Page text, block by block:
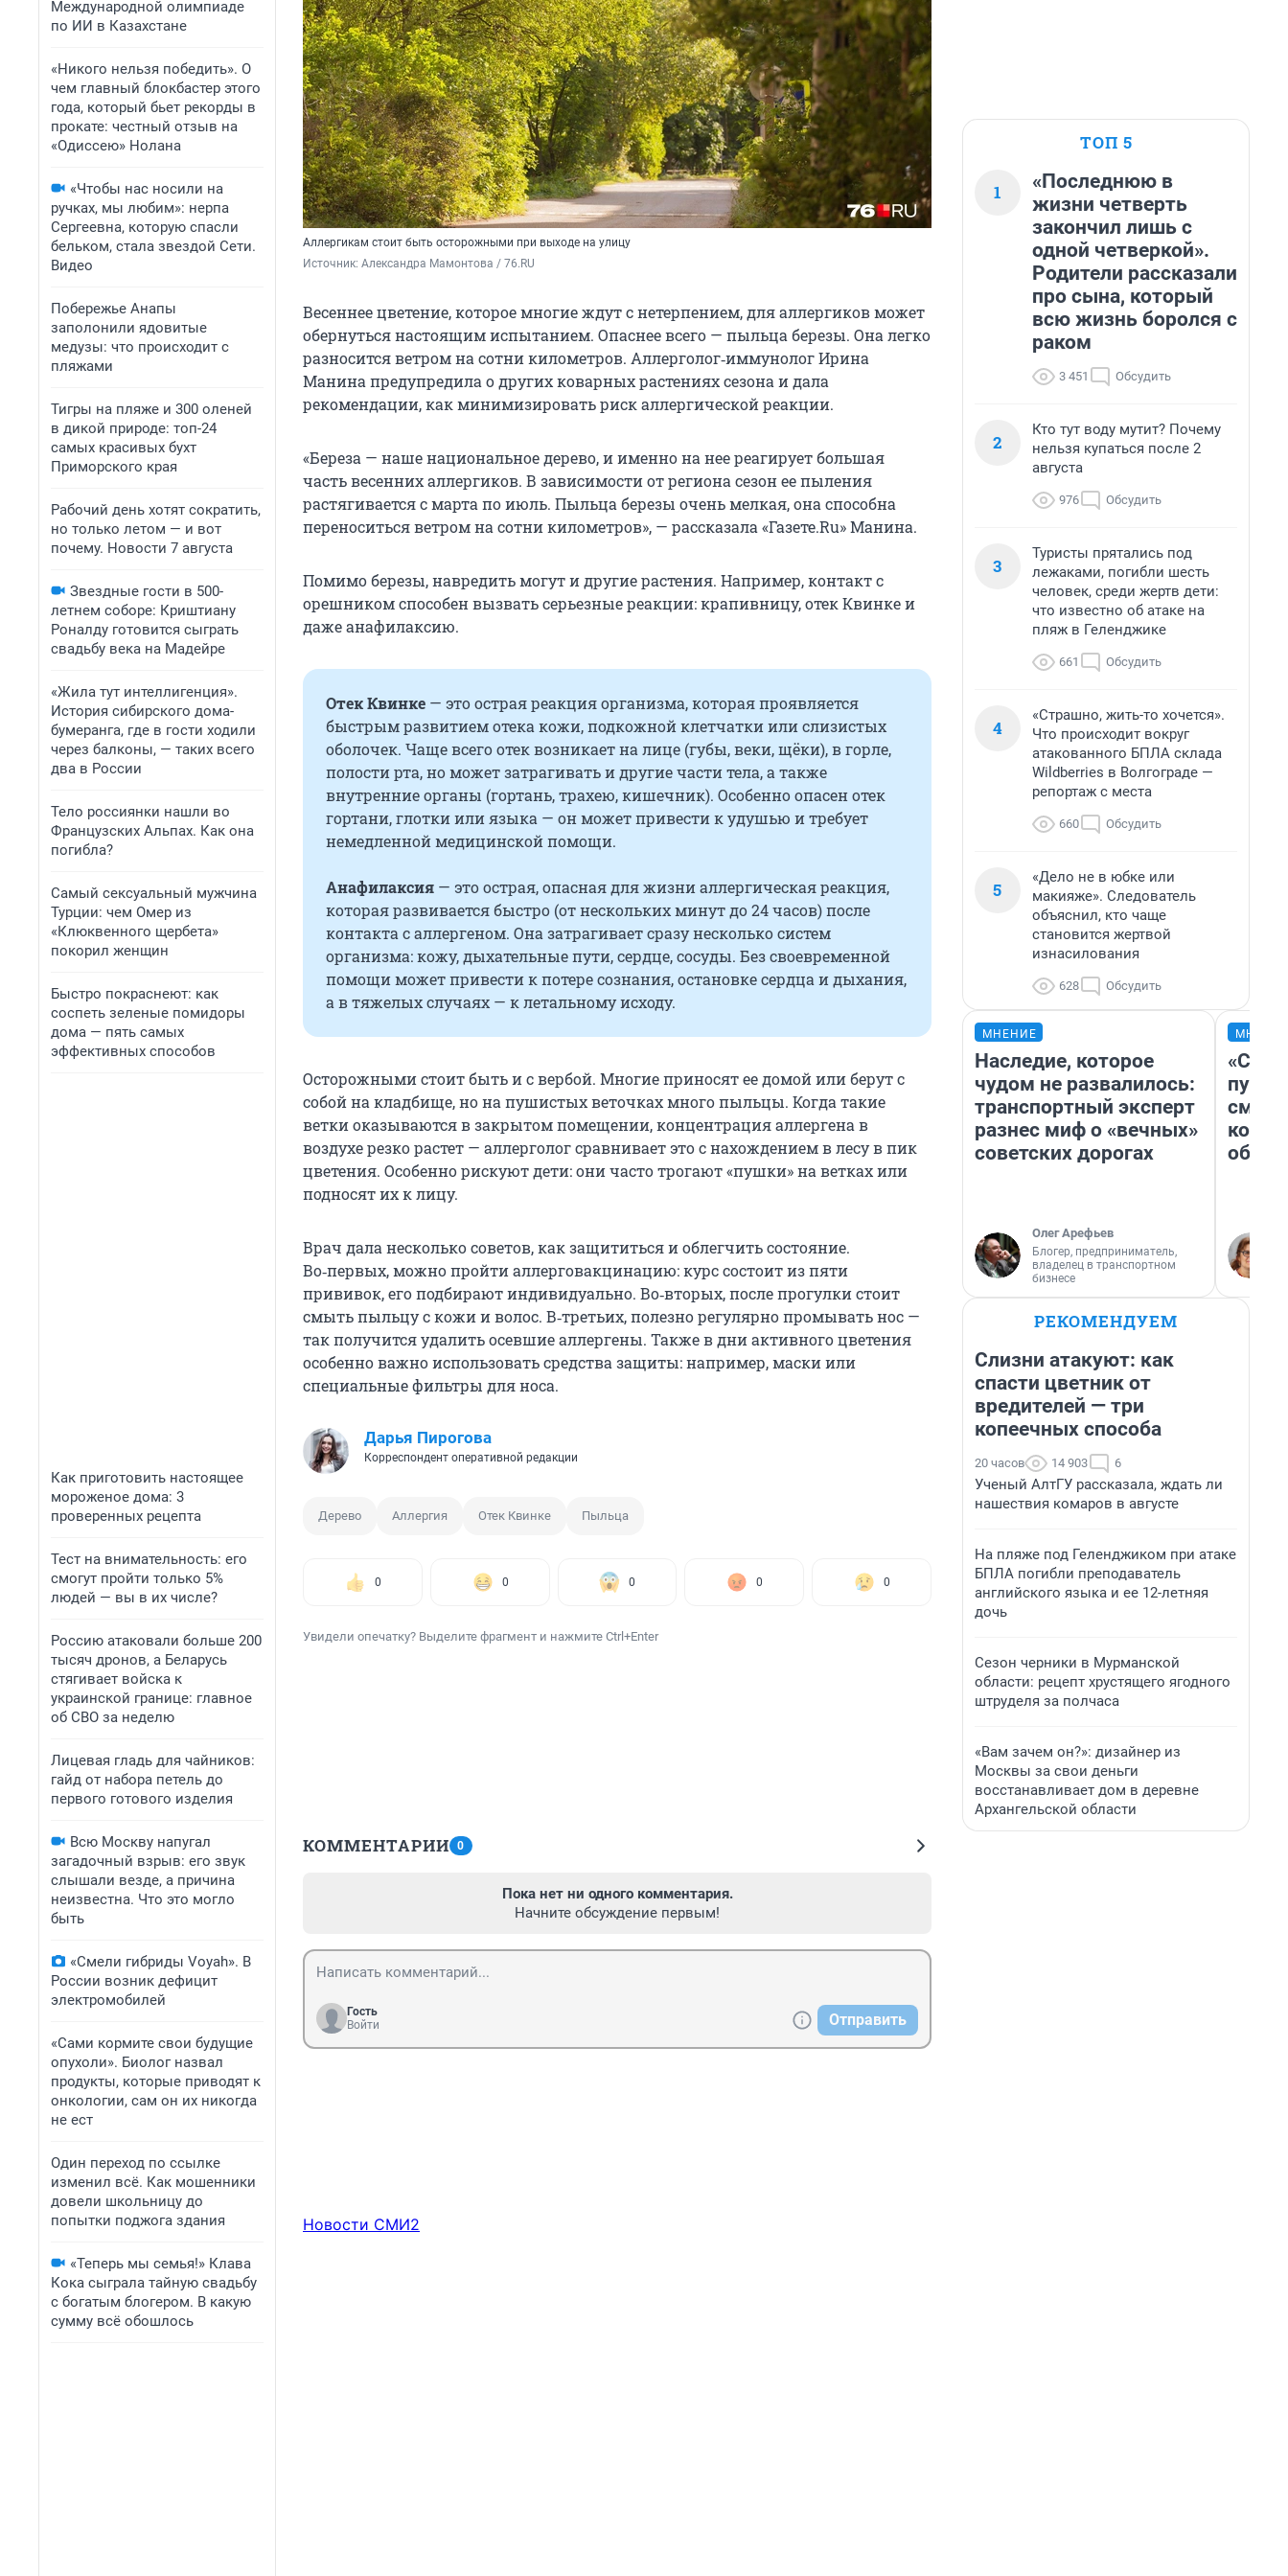
Международной олимпиаде
по ИИ в Казахстане
«Никого нельзя победить». О
чем главный блокбастер этого
года, который бьет рекорды в
прокате: честный отзыв на
«Одиссею» Нолана
«Чтобы нас носили на
ручках, мы любим»: нерпа
Сергеевна, которую спасли
бельком, стала звездой Сети.
Видео
Побережье Анапы
заполонили ядовитые
медузы: что происходит с
пляжами
Тигры на пляже и 300 оленей
в дикой природе: топ-24
самых красивых бухт
Приморского края
Рабочий день хотят сократить,
но только летом — и вот
почему. Новости 7 августа
Звездные гости в 500-
летнем соборе: Криштиану
Роналду готовится сыграть
свадьбу века на Мадейре
«Жила тут интеллигенция».
История сибирского дома-
бумеранга, где в гости ходили
через балконы, — таких всего
два в России
Тело россиянки нашли во
Французских Альпах. Как она
погибла?
Самый сексуальный мужчина
Турции: чем Омер из
«Клюквенного щербета»
покорил женщин
Быстро покраснеют: как
соспеть зеленые помидоры
дома — пять самых
эффективных способов
Как приготовить настоящее
мороженое дома: 3
проверенных рецепта
Тест на внимательность: его
смогут пройти только 5%
людей — вы в их числе?
Россию атаковали больше 200
тысяч дронов, а Беларусь
стягивает войска к
украинской границе: главное
об СВО за неделю
Лицевая гладь для чайников:
гайд от набора петель до
первого готового изделия
Всю Москву напугал
загадочный взрыв: его звук
слышали везде, а причина
неизвестна. Что это могло
быть
«Смели гибриды Voyah». В
России возник дефицит
электромобилей
«Сами кормите свои будущие
опухоли». Биолог назвал
продукты, которые приводят к
онкологии, сам он их никогда
не ест
Один переход по ссылке
изменил всё. Как мошенники
довели школьницу до
попытки поджога здания
«Теперь мы семья!» Клава
Кока сыграла тайную свадьбу
с богатым блогером. В какую
сумму всё обошлось
Аллергикам стоит быть осторожными при выходе на улицу
Источник: Александра Мамонтова / 76.RU
Весеннее цветение, которое многие ждут с нетерпением, для аллергиков может
обернуться настоящим испытанием. Опаснее всего — пыльца березы. Она легко
разносится ветром на сотни километров. Аллерголог‑иммунолог Ирина
Манина предупредила о других коварных растениях сезона и дала
рекомендации, как минимизировать риск аллергической реакции.
«Береза — наше национальное дерево, и именно на нее реагирует большая
часть весенних аллергиков. В зависимости от региона сезон ее пыления
растягивается с марта по июль. Пыльца березы очень мелкая, она способна
переноситься ветром на сотни километров», — рассказала «Газете.Ru» Манина.
Помимо березы, навредить могут и другие растения. Например, контакт с
орешником способен вызвать серьезные реакции: крапивницу, отек Квинке и
даже анафилаксию.
Отек Квинке — это острая реакция организма, которая проявляется
быстрым развитием отека кожи, подкожной клетчатки или слизистых
оболочек. Чаще всего отек возникает на лице (губы, веки, щёки), в горле,
полости рта, но может затрагивать и другие части тела, а также
внутренние органы (гортань, трахею, кишечник). Особенно опасен отек
гортани, глотки или языка — он может привести к удушью и требует
немедленной медицинской помощи.
Анафилаксия — это острая, опасная для жизни аллергическая реакция,
которая развивается быстро (от нескольких минут до 24 часов) после
контакта с аллергеном. Она затрагивает сразу несколько систем
организма: кожу, дыхательные пути, сердце, сосуды. Без своевременной
помощи может привести к потере сознания, остановке сердца и дыхания,
а в тяжелых случаях — к летальному исходу.
Осторожными стоит быть и с вербой. Многие приносят ее домой или берут с
собой на кладбище, но на пушистых веточках много пыльцы. Когда такие
ветки оказываются в закрытом помещении, концентрация аллергена в
воздухе резко растет — аллерголог сравнивает это с нахождением в лесу в пик
цветения. Особенно рискуют дети: они часто трогают «пушки» на ветках или
подносят их к лицу.
Врач дала несколько советов, как защититься и облегчить состояние.
Во‑первых, можно пройти аллерговакцинацию: курс состоит из пяти
прививок, его подбирают индивидуально. Во‑вторых, после прогулки стоит
смыть пыльцу с кожи и волос. В‑третьих, полезно регулярно промывать нос —
так получится удалить осевшие аллергены. Также в дни активного цветения
особенно важно использовать средства защиты: например, маски или
специальные фильтры для носа.
Дарья Пирогова
Корреспондент оперативной редакции
Дерево Аллергия Отек Квинке Пыльца
0 0 0 0 0
Увидели опечатку? Выделите фрагмент и нажмите Ctrl+Enter
КОММЕНТАРИИ 0
Пока нет ни одного комментария.
Начните обсуждение первым!
Гость
Войти
Отправить
Новости СМИ2
ТОП 5
1
«Последнюю в
жизни четверть
закончил лишь с
одной четверкой».
Родители рассказали
про сына, который
всю жизнь боролся с
раком
3 451 Обсудить
2
Кто тут воду мутит? Почему
нельзя купаться после 2
августа
976 Обсудить
3
Туристы прятались под
лежаками, погибли шесть
человек, среди жертв дети:
что известно об атаке на
пляж в Геленджике
661 Обсудить
4
«Страшно, жить-то хочется».
Что происходит вокруг
атакованного БПЛА склада
Wildberries в Волгограде —
репортаж с места
660 Обсудить
5
«Дело не в юбке или
макияже». Следователь
объяснил, кто чаще
становится жертвой
изнасилования
628 Обсудить
МНЕНИЕ
Наследие, которое
чудом не развалилось:
транспортный эксперт
разнес миф о «вечных»
советских дорогах
Олег Арефьев
Блогер, предприниматель,
владелец в транспортном
бизнесе
РЕКОМЕНДУЕМ
Слизни атакуют: как
спасти цветник от
вредителей — три
копеечных способа
20 часов 14 903 6
Ученый АлтГУ рассказала, ждать ли
нашествия комаров в августе
На пляже под Геленджиком при атаке
БПЛА погибли преподаватель
английского языка и ее 12-летняя
дочь
Сезон черники в Мурманской
области: рецепт хрустящего ягодного
штруделя за полчаса
«Вам зачем он?»: дизайнер из
Москвы за свои деньги
восстанавливает дом в деревне
Архангельской области